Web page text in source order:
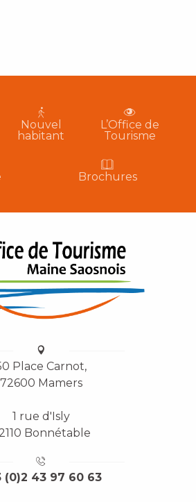
Nouvel
habitant
L’Office de
Tourisme
Brochures
Place Carnot,
72600 Mamers
1 rue d'Isly
Bonnétable
(0)2 43 97 60 63